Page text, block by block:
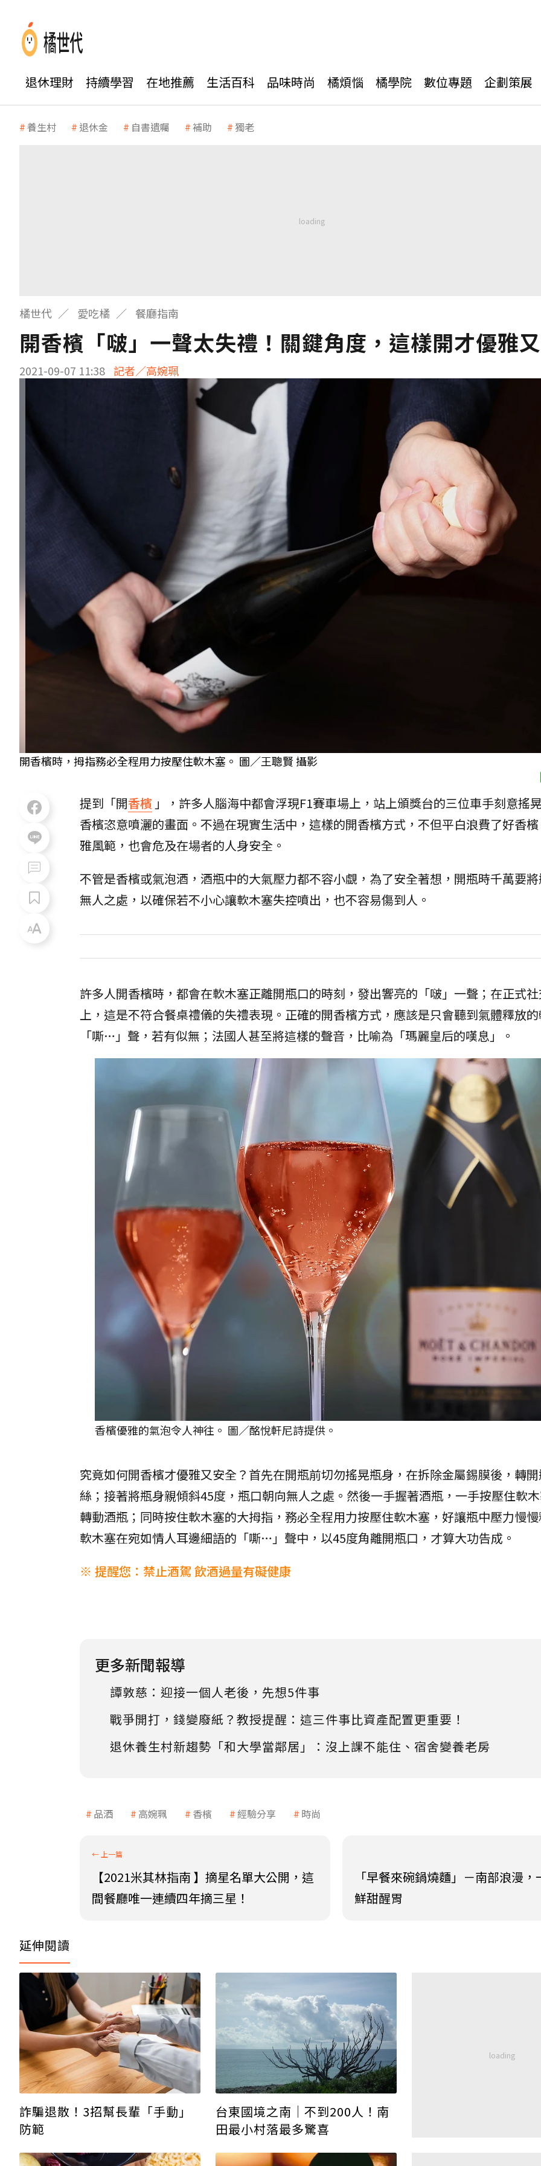
退休理財 持續學習 在地推薦 生活百科 品味時尚 橘煩惱 橘學院 數位專題 企劃策展
養生村 退休金 自書遺囑 補助 獨老
橘世代 愛吃橘 餐廳指南
開香檳「啵」一聲太失禮！關鍵角度，這樣開才優雅
2021-09-07 11:38 記者／高婉珮
開香檳時，拇指務必全程用力按壓住軟木塞。 圖／王聰賢 攝影
提到「開香檳 」，許多人腦海中都會浮現F1賽車場上，站上頒獎台的三位車手刻意搖
香檳恣意噴灑的畫面。不過在現實生活中，這樣的開香檳方式，不但平白浪費了好香
雅風範，也會危及在場者的人身安全。
不管是香檳或氣泡酒，酒瓶中的大氣壓力都不容小覷，為了安全著想，開瓶時千萬要
無人之處，以確保若不小心讓軟木塞失控噴出，也不容易傷到人。
許多人開香檳時，都會在軟木塞正離開瓶口的時刻，發出響亮的「啵」一聲；在正式
上，這是不符合餐桌禮儀的失禮表現。正確的開香檳方式，應該是只會聽到氣體釋放
「嘶…」聲，若有似無；法國人甚至將這樣的聲音，比喻為「瑪麗皇后的嘆息」。
香檳優雅的氣泡令人神往。 圖／酩悅軒尼詩提供。
究竟如何開香檳才優雅又安全？首先在開瓶前切勿搖晃瓶身，在拆除金屬錫膜後，轉
絲；接著將瓶身親傾斜45度，瓶口朝向無人之處。然後一手握著酒瓶，一手按壓住軟
轉動酒瓶；同時按住軟木塞的大拇指，務必全程用力按壓住軟木塞，好讓瓶中壓力慢
軟木塞在宛如情人耳邊細語的「嘶…」聲中，以45度角離開瓶口，才算大功告成。
※ 提醒您：禁止酒駕 飲酒過量有礙健康
更多新聞報導
譚敦慈：迎接一個人老後，先想5件事
戰爭開打，錢變廢紙？教授提醒：這三件事比資產配置更重要！
退休養生村新趨勢「和大學當鄰居」：沒上課不能住、宿舍變養老房
品酒 高婉珮 香檳 經驗分享 時尚
【2021米其林指南 】摘星名單大公開，這
間餐廳唯一連續四年摘三星！
「早餐來碗鍋燒麵」－南部浪漫，
鮮甜醒胃
延伸閱讀
詐騙退散！3招幫長輩「手動」
防範
台東國境之南│不到200人！南
田最小村落最多驚喜